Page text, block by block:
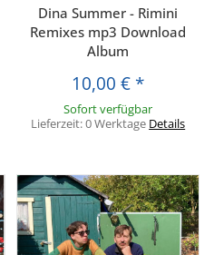
Dina Summer - Rimini
Remixes mp3 Download
Album
10,00 € *
Sofort verfügbar
Lieferzeit:0 Werktage Details